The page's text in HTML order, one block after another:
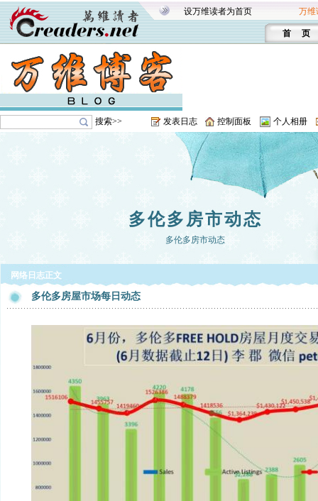
设万维读者为首页 万维
首 页
搜索>> 发表日志 控制面板 个人相册
多伦多房市动态
多伦多房市动态
网络日志正文
多伦多房屋市场每日动态